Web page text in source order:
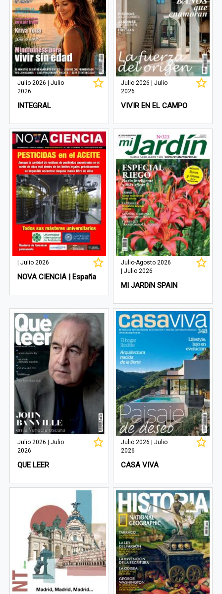
Julio 2026 | Julio
2026
INTEGRAL
Julio 2026 | Julio
2026
VIVIR EN EL CAMPO
| Julio 2026
NOVA CIENCIA | España
Julio-Agosto 2026
| Julio 2026
MI JARDíN SPAIN
Julio 2026 | Julio
2026
QUE LEER
Julio 2026 | Julio
2026
CASA VIVA